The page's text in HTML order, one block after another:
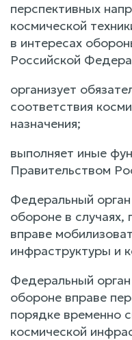
перспективных
космической
в интересах
Российской
организует
соответствия
назначения;
выполняет иные
Правительством
Федеральный
обороне в
вправе
инфраструктуры и
Федеральный
обороне вправе
порядке временно
космической